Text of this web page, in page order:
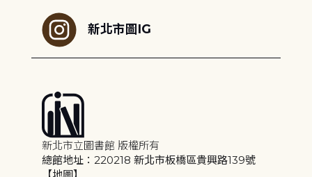
新北市圖IG
新北市立圖書館 版權所有
總館地址：220218 新北市板橋區貴興路139號